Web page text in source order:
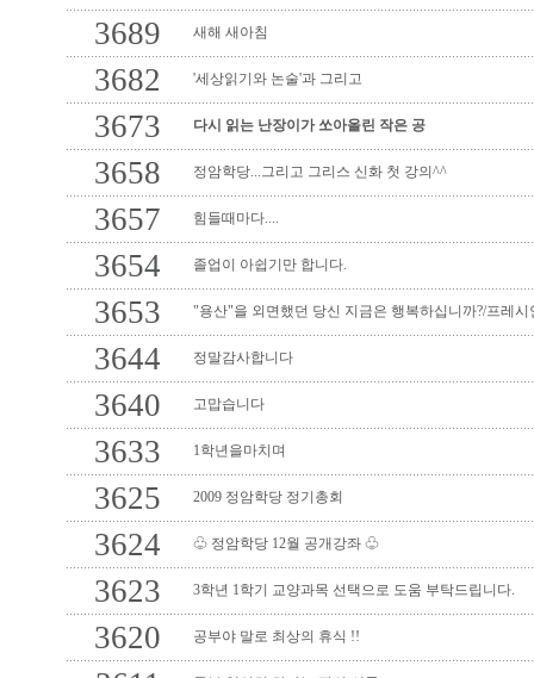
3689
새해 새아침
3682 '세상읽기와 논술'과 그리고
3673 다시 읽는 난장이가 쏘아올린 작은 공
3658 정암학당...그리고 그리스 신화 첫 강의^^
3657 힘들때마다....
3654 졸업이 아쉽기만 합니다.
3653 "용산"을 외면했던 당신 지금은 행복하십니까?/프레시
3644 정말감사합니다
3640 고맙습니다
3633 1학년을마치며
3625 2009 정암학당 정기총회
3624 ♧ 정암학당 12월 공개강좌 ♧
3623 3학년 1학기 교양과목 선택으로 도움 부탁드립니다.
3620 공부야 말로 최상의 휴식 !!